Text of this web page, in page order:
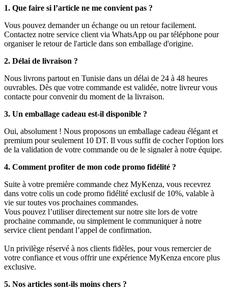
1. Que faire si l’article ne me convient pas ?
Vous pouvez demander un échange ou un retour facilement.
Contactez notre service client via WhatsApp ou par téléphone pour
organiser le retour de l'article dans son emballage d'origine.
2. Délai de livraison ?
Nous livrons partout en Tunisie dans un délai de 24 à 48 heures
ouvrables. Dès que votre commande est validée, notre livreur vous
contacte pour convenir du moment de la livraison.
3. Un emballage cadeau est-il disponible ?
Oui, absolument ! Nous proposons un emballage cadeau élégant et
premium pour seulement 10 DT. Il vous suffit de cocher l'option lors
de la validation de votre commande ou de le signaler à notre équipe.
4. Comment profiter de mon code promo fidélité ?
Suite à votre première commande chez MyKenza, vous recevrez
dans votre colis un code promo fidélité exclusif de 10%, valable à
vie sur toutes vos prochaines commandes.
Vous pouvez l’utiliser directement sur notre site lors de votre
prochaine commande, ou simplement le communiquer à notre
service client pendant l’appel de confirmation.
Un privilège réservé à nos clients fidèles, pour vous remercier de
votre confiance et vous offrir une expérience MyKenza encore plus
exclusive.
5. Nos articles sont-ils moins chers ?